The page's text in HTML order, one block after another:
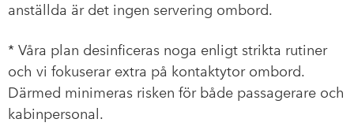
anställda är det ingen servering ombord.
* Våra plan desinficeras noga enligt strikta rutiner
och vi fokuserar extra på kontaktytor ombord.
Därmed minimeras risken för både passagerare och
kabinpersonal.